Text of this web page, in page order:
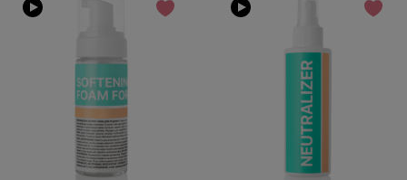
по возрастанию цены
по убыванию цены
по новинкам